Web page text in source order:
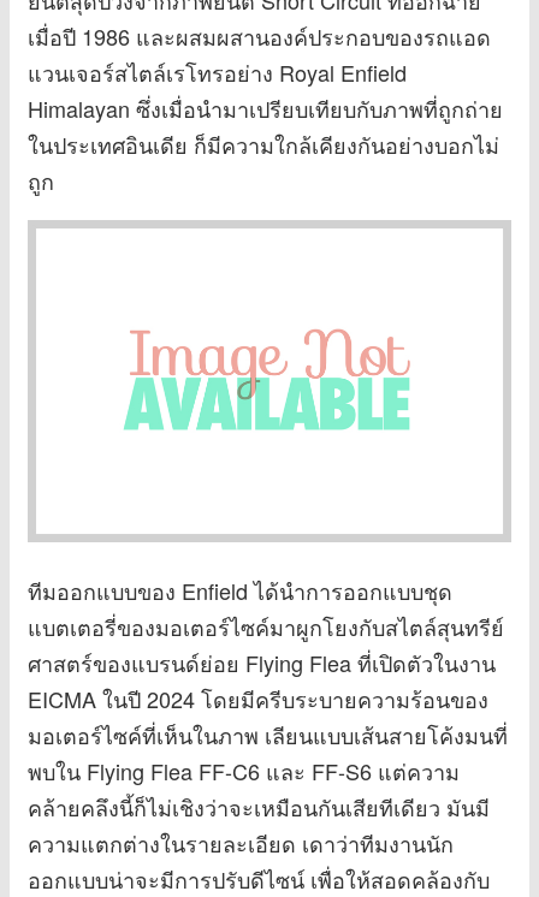
เมื่อปี 1986 และผสมผสานองค์ประกอบของรถแอด
แวนเจอร์สไตล์เรโทรอย่าง Royal Enfield
Himalayan ซึ่งเมื่อนำมาเปรียบเทียบกับภาพที่ถูกถ่าย
ในประเทศอินเดีย ก็มีความใกล้เคียงกันอย่างบอกไม่
ถูก
ทีมออกแบบของ Enfield ได้นำการออกแบบชุด
แบตเตอรี่ของมอเตอร์ไซค์มาผูกโยงกับสไตล์สุนทรีย์
ศาสตร์ของแบรนด์ย่อย Flying Flea ที่เปิดตัวในงาน
EICMA ในปี 2024 โดยมีครีบระบายความร้อนของ
มอเตอร์ไซค์ที่เห็นในภาพ เลียนแบบเส้นสายโค้งมนที่
พบใน Flying Flea FF-C6 และ FF-S6 แต่ความ
คล้ายคลึงนี้ก็ไม่เชิงว่าจะเหมือนกันเสียทีเดียว มันมี
ความแตกต่างในรายละเอียด เดาว่าทีมงานนัก
ออกแบบน่าจะมีการปรับดีไซน์ เพื่อให้สอดคล้องกับ